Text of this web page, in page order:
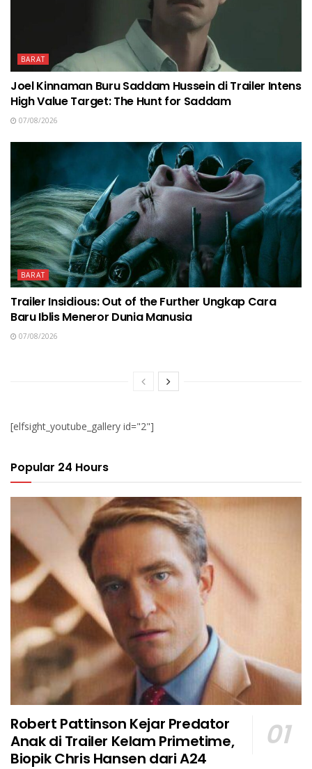
BARAT
Joel Kinnaman Buru Saddam Hussein di Trailer Intens
High Value Target: The Hunt for Saddam
07/08/2026
BARAT
Trailer Insidious: Out of the Further Ungkap Cara
Baru Iblis Meneror Dunia Manusia
07/08/2026
[elfsight_youtube_gallery id="2"]
Popular 24 Hours
Robert Pattinson Kejar Predator
Anak di Trailer Kelam Primetime,
Biopik Chris Hansen dari A24